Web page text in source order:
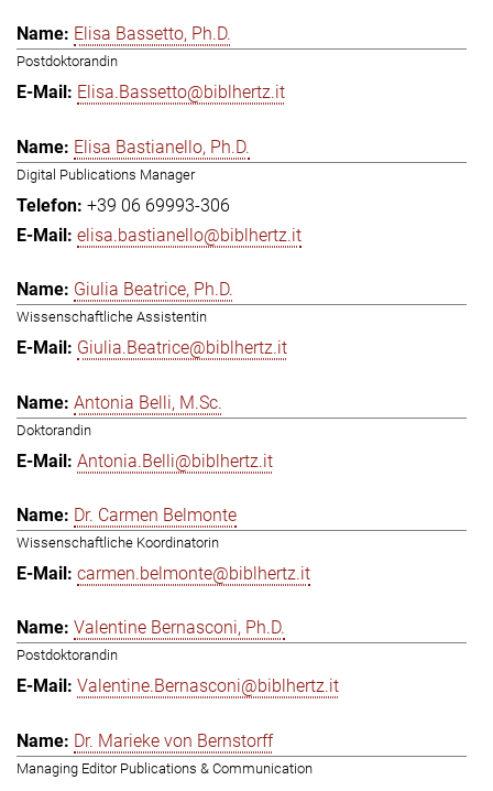
Elisa Bassetto, Ph.D.
Postdoktorandin
Elisa.Bassetto@biblhertz.it
Elisa Bastianello, Ph.D.
Digital Publications Manager
+39 06 69993-306
elisa.bastianello@biblhertz.it
Giulia Beatrice, Ph.D.
Wissenschaftliche Assistentin
Giulia.Beatrice@biblhertz.it
Antonia Belli, M.Sc.
Doktorandin
Antonia.Belli@biblhertz.it
Dr. Carmen Belmonte
Wissenschaftliche Koordinatorin
carmen.belmonte@biblhertz.it
Valentine Bernasconi, Ph.D.
Postdoktorandin
Valentine.Bernasconi@biblhertz.it
Dr. Marieke von Bernstorff
Managing Editor Publications & Communication